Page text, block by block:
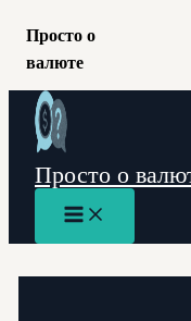
Просто о
валюте
Перейти
содержимому
Просто о
Main
Menu